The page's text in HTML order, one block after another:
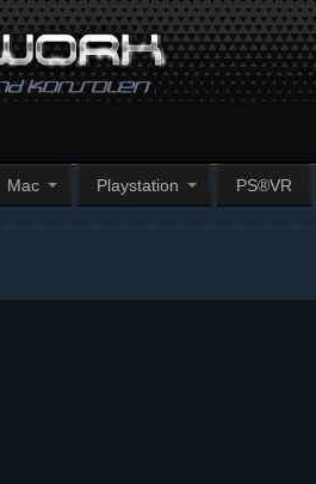
Mac Playstation PS®VR